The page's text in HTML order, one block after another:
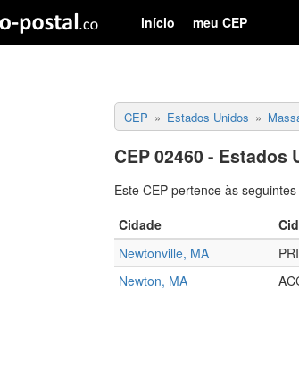
início meu CEP
CEP Estados Unidos
CEP 02460 - Estados
Este CEP pertence às
Cidade
Newtonville, MA
Newton, MA